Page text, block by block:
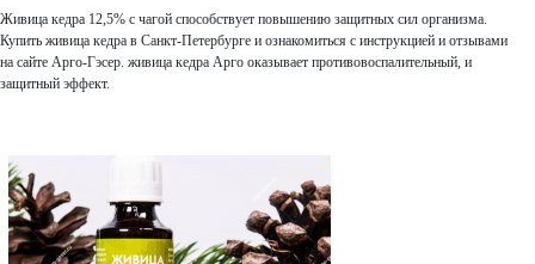
Живица кедра 12,5% с чагой способствует повышению защитных сил организма.
Купить живица кедра в Санкт-Петербурге и ознакомиться с инструкцией и отзывами
на сайте Арго-Гэсер. живица кедра Арго оказывает противовоспалительный, и
защитный эффект.